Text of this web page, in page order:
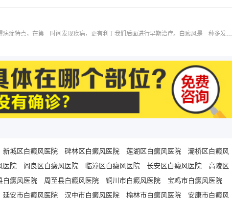
脖子上面有块白斑是什么？懂得辨别症状，掌握病症特点，在第一时间发现疾病，更有利于我们后面进行早期治疗。白癜风是一种多发性疾病，它的诱发因素多，白癜风在皮肤的任何部位都有可能出现，对患者的形象造成了极其严重的影响，其中面部、脖子部位最常见诱发，对于病症的准备判断有利于治疗。下面简单介绍一下脖子上长白斑的一些症状。
新城区白癜风医院 碑林区白癜风医院 莲湖区白癜风医院
灞桥区白癜风
医院 阎良区白癜风医院 临潼区白癜风医院 长安区白癜风医院
高陵区
白癜风医院 周至县白癜风医院 铜川市白癜风医院
宝鸡市白癜风医院
延安市白癜风医院 汉中市白癜风医院 榆林市白癜风医院 安康市白癜风